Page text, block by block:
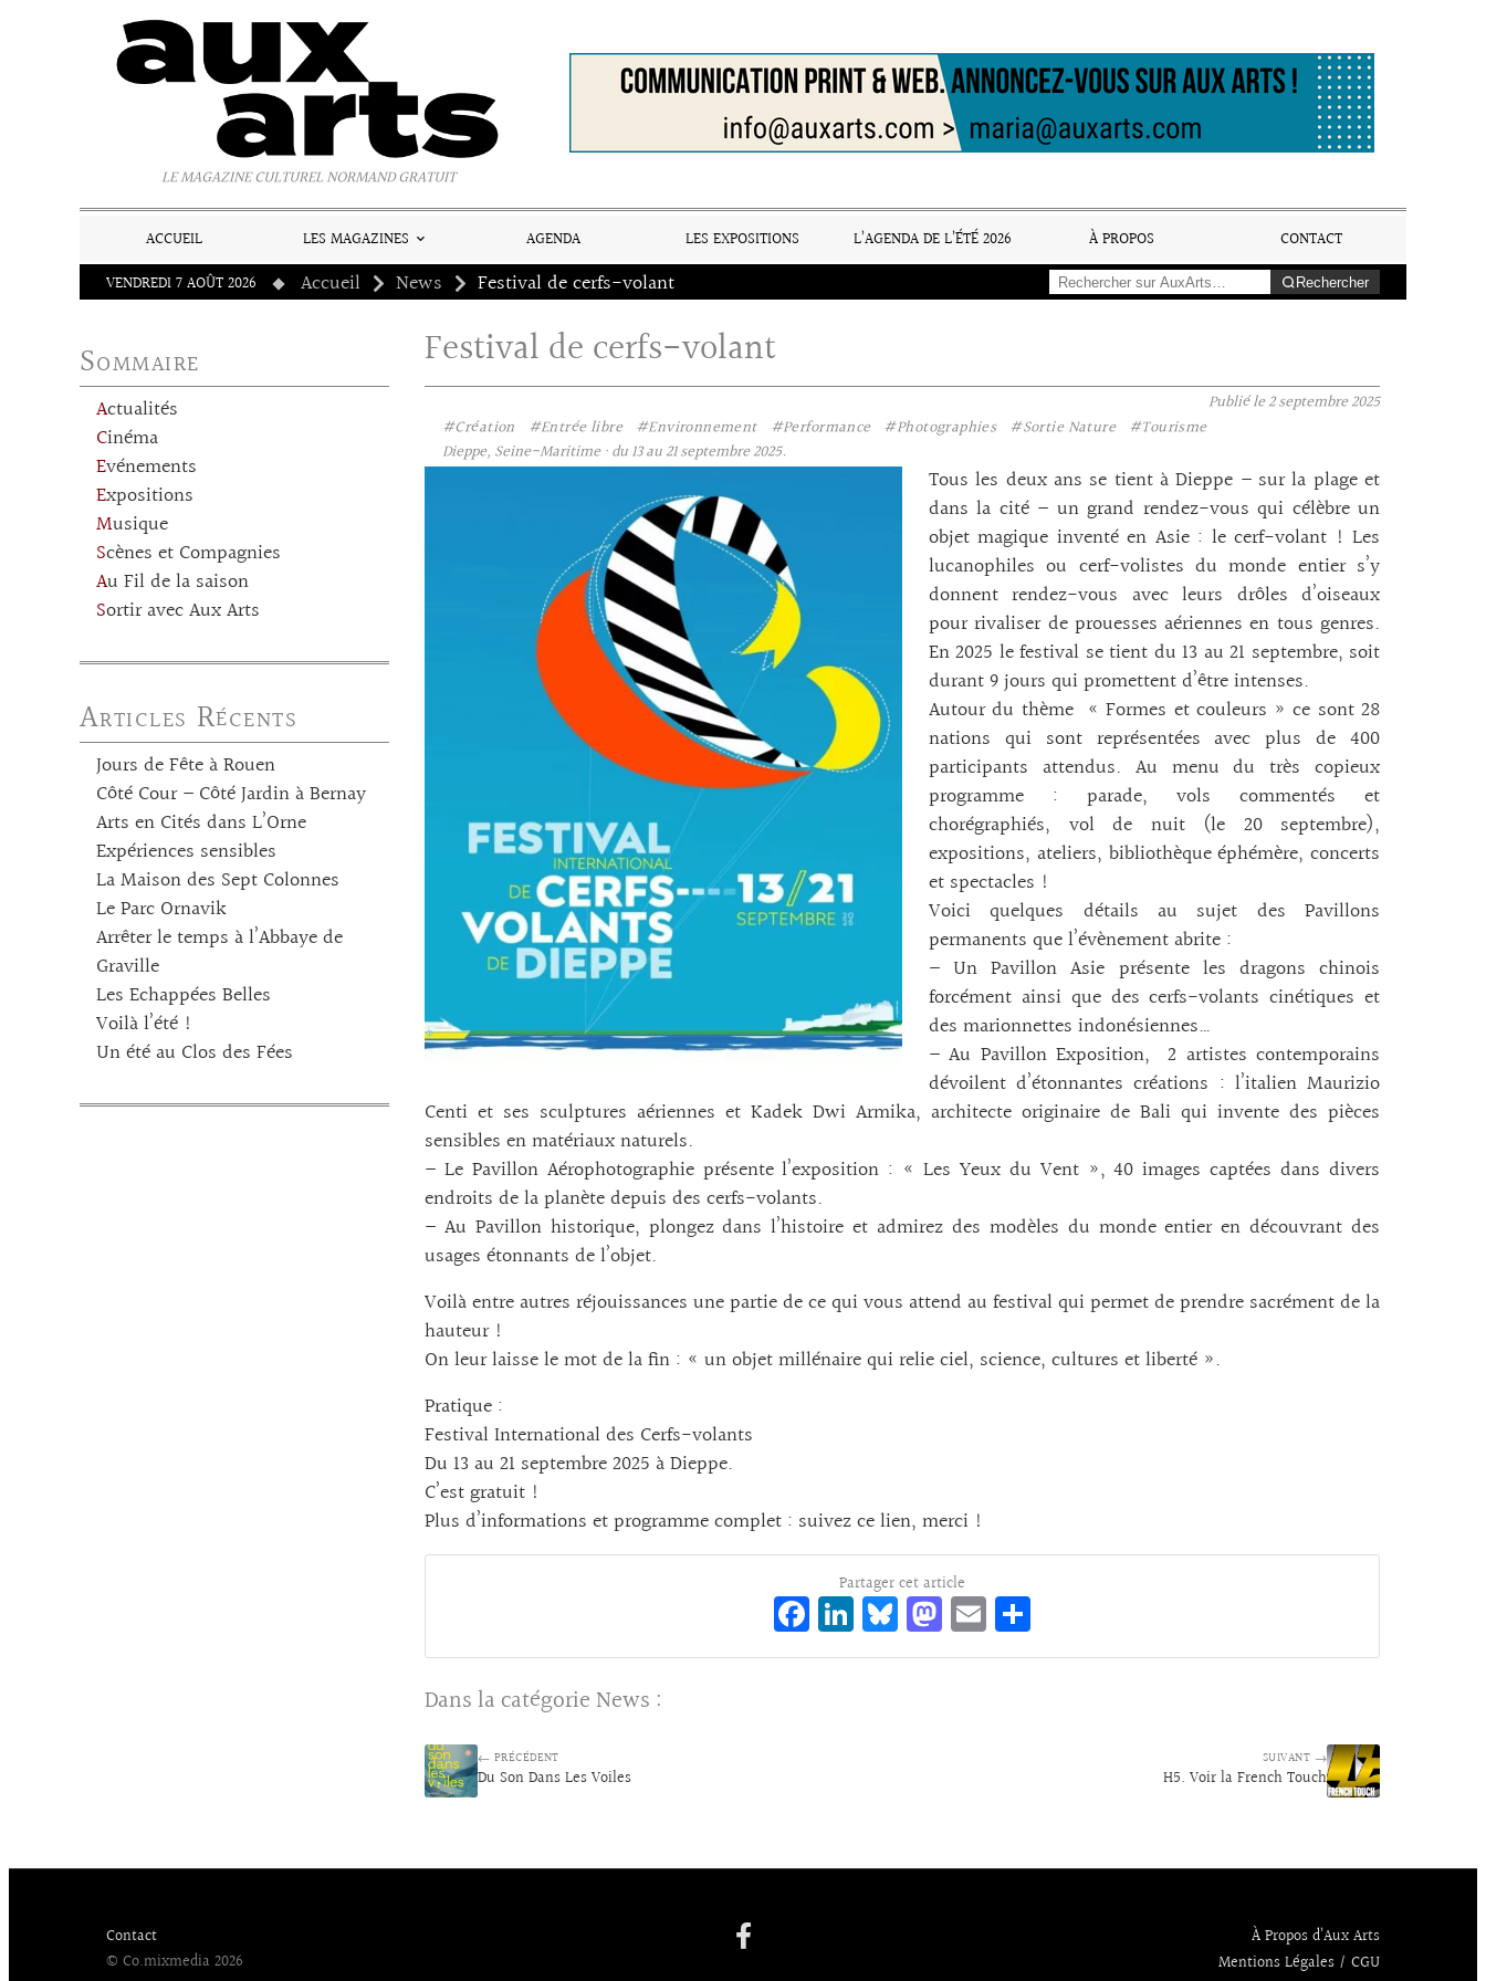
LE MAGAZINE CULTUREL NORMAND GRATUIT
ACCUEIL LES MAGAZINES AGENDA LES EXPOSITIONS L’AGENDA DE L’ÉTÉ 2026 À PROPOS
CONTACT
VENDREDI 7 AOÛT 2026
Accueil News Festival de cerfs-volant Rechercher
Sommaire
Actualités
Cinéma
Evénements
Expositions
Musique
Scènes et Compagnies
Au Fil de la saison
Sortir avec Aux Arts
Articles Récents
Jours de Fête à Rouen
Côté Cour – Côté Jardin à Bernay
Arts en Cités dans L’Orne
Expériences sensibles
La Maison des Sept Colonnes
Le Parc Ornavik
Arrêter le temps à l’Abbaye de
Graville
Les Echappées Belles
Voilà l’été !
Un été au Clos des Fées
Festival de cerfs-volant
Publié le2 septembre 2025
#Création
#Entrée libre #Environnement #Performance #Photographies #Sortie Nature
#Tourisme
Dieppe, Seine-Maritime · du 13 au 21 septembre 2025.
Tous les deux ans se tient à Dieppe – sur la plage et
dans la cité – un grand rendez-vous qui célèbre un
objet magique inventé en Asie : le cerf-volant ! Les
lucanophiles ou cerf-volistes du monde entier s’y
donnent rendez-vous avec leurs drôles d’oiseaux
pour rivaliser de prouesses aériennes en tous genres.
En 2025 le festival se tient du 13 au 21 septembre, soit
durant 9 jours qui promettent d’être intenses.
Autour du thème « Formes et couleurs » ce sont 28
nations qui sont représentées avec plus de 400
participants attendus. Au menu du très copieux
programme : parade, vols commentés et
chorégraphiés, vol de nuit (le 20 septembre),
expositions, ateliers, bibliothèque éphémère, concerts
et spectacles !
Voici quelques détails au sujet des Pavillons
permanents que l’évènement abrite :
– Un Pavillon Asie présente les dragons chinois
forcément ainsi que des cerfs-volants cinétiques et
des marionnettes indonésiennes…
– Au Pavillon Exposition, 2 artistes contemporains
dévoilent d’étonnantes créations : l’italien Maurizio
Centi et ses sculptures aériennes et Kadek Dwi Armika, architecte originaire de Bali qui invente des pièces
sensibles en matériaux naturels.
– Le Pavillon Aérophotographie présente l’exposition : « Les Yeux du Vent », 40 images captées dans divers
endroits de la planète depuis des cerfs-volants.
– Au Pavillon historique, plongez dans l’histoire et admirez des modèles du monde entier en découvrant des
usages étonnants de l’objet.
Voilà entre autres réjouissances une partie de ce qui vous attend au festival qui permet de prendre sacrément de la
hauteur !
On leur laisse le mot de la fin : « un objet millénaire qui relie ciel, science, cultures et liberté ».
Pratique :
Festival International des Cerfs-volants
Du 13 au 21 septembre 2025 à Dieppe.
C’est gratuit !
Plus d’informations et programme complet : suivez ce lien, merci !
Partager cet article
Fa
ce
Li
n
Bl
ue
M
as
E
m rt
Dans la catégorie News :
← PRÉCÉDENT
Du Son Dans Les Voiles
SUIVANT →
H5. Voir la French Touch
Contact
© Co.mixmedia 2026
À Propos d’Aux Arts
Mentions Légales / CGU
Panneau de gestion des cookies